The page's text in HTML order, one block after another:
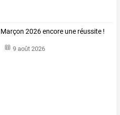
Marçon 2026 encore une réussite !
9 août 2026